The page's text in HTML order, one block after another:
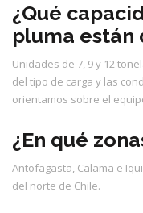
¿Qué
pluma están
Unidades de 7, 9 y 12
del tipo de carga y las
orientamos sobre el
¿En qué
Antofagasta, Calama e
del norte de Chile.